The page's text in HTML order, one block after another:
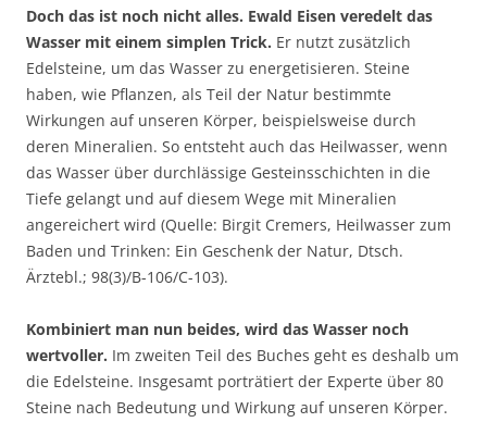
Doch das ist noch nicht alles. Ewald Eisen veredelt das
Wasser mit einem simplen Trick. Er nutzt zusätzlich
Edelsteine, um das Wasser zu energetisieren. Steine
haben, wie Pflanzen, als Teil der Natur bestimmte
Wirkungen auf unseren Körper, beispielsweise durch
deren Mineralien. So entsteht auch das Heilwasser, wenn
das Wasser über durchlässige Gesteinsschichten in die
Tiefe gelangt und auf diesem Wege mit Mineralien
angereichert wird (Quelle: Birgit Cremers, Heilwasser zum
Baden und Trinken: Ein Geschenk der Natur, Dtsch.
Ärztebl.; 98(3)/B-106/C-103).
Kombiniert man nun beides, wird das Wasser noch
wertvoller. Im zweiten Teil des Buches geht es deshalb um
die Edelsteine. Insgesamt porträtiert der Experte über 80
Steine nach Bedeutung und Wirkung auf unseren Körper.